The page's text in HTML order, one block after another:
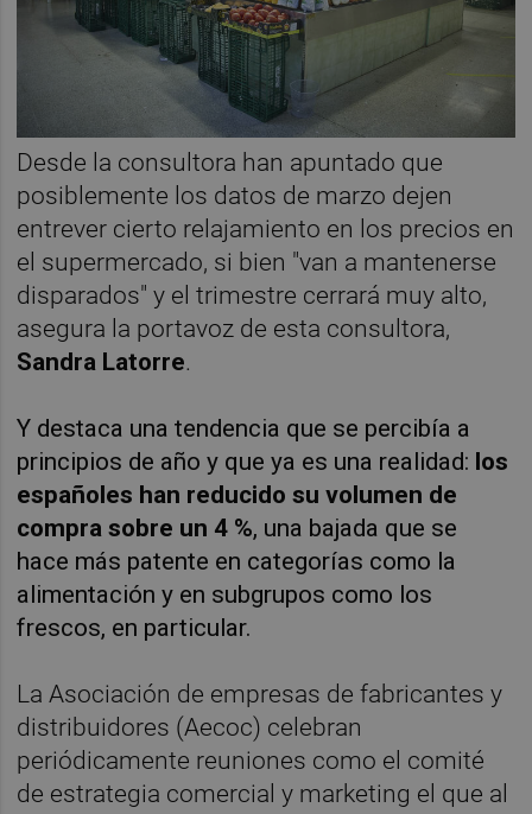
Desde la consultora han apuntado que
posiblemente los datos de marzo dejen
entrever cierto relajamiento en los precios en
el supermercado, si bien "van a mantenerse
disparados" y el trimestre cerrará muy alto,
asegura la portavoz de esta consultora,
Sandra Latorre.
Y destaca una tendencia que se percibía a
principios de año y que ya es una realidad: los
españoles han reducido su volumen de
compra sobre un 4 %, una bajada que se
hace más patente en categorías como la
alimentación y en subgrupos como los
frescos, en particular.
La Asociación de empresas de fabricantes y
distribuidores (Aecoc) celebran
periódicamente reuniones como el comité
de estrategia comercial y marketing el que al